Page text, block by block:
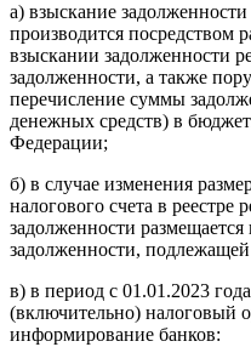
а) взыскание
производится посредством
взыскании задолженности
задолженности, а также
перечисление суммы
денежных средств) в
Федерации;
б) в случае изменения
налогового счета в
задолженности
задолженности,
в) в период с 01.01.2023
(включительно) налоговый
информирование банков: